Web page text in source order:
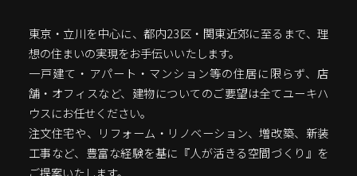
東京・立川を中心に、都内23区・関東近郊に至るまで、理
想の住まいの実現をお手伝いいたします。
一戸建て・アパート・マンション等の住居に限らず、店
舗・オフィスなど、建物についてのご要望は全てユーキハ
ウスにお任せください。
注文住宅や、リフォーム・リノベーション、増改築、新装
工事など、豊富な経験を基に『人が活きる空間づくり』を
ご提案いたします。